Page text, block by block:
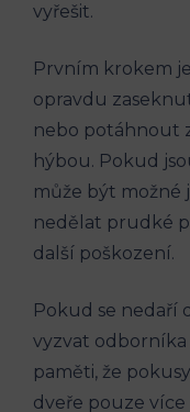
vyřešit.
Prvním krokem
opravdu
nebo potáhnout
hýbou. Pokud
může být možné
nedělat prudké
další poškození.
Pokud se nedaří
vyzvat odborníka
paměti, že
dveře pouze